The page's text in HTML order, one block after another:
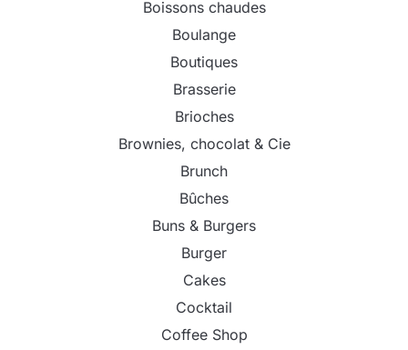
Boissons chaudes
Boulange
Boutiques
Brasserie
Brioches
Brownies, chocolat & Cie
Brunch
Bûches
Buns & Burgers
Burger
Cakes
Cocktail
Coffee Shop